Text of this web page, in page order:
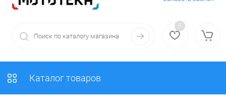
0
Каталог товаров